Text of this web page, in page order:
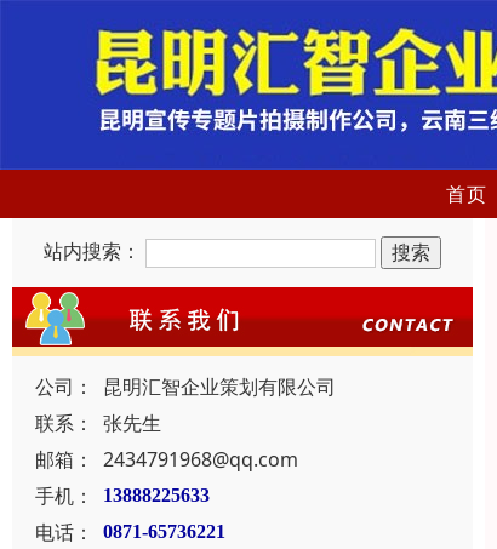
首页
站内搜索：
公司：
昆明汇智企业策划有限公司
联系：
张先生
邮箱：
2434791968@qq.com
手机：
13888225633
电话： 0871-65736221